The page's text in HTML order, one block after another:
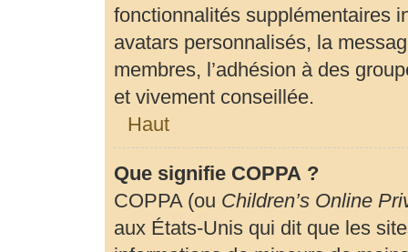
fonctionnalités supplémentaires
avatars personnalisés, la
membres, l’adhésion à des
et vivement conseillée.
Haut
Que signifie COPPA ?
COPPA (ou Children’s Online
aux États-Unis qui dit que les